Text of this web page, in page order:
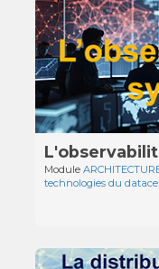
Module
technologies du